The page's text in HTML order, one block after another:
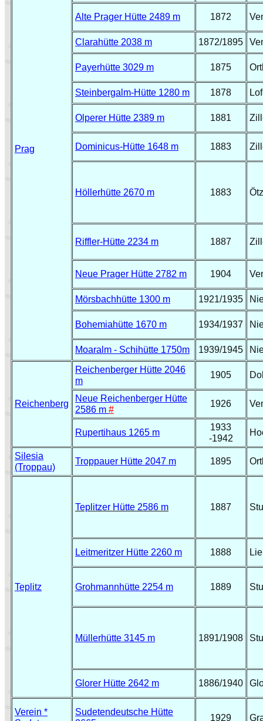
Prag
Alte Prager Hütte 2489 m 1872
Clarahütte 2038 m 1872/1895
Payerhütte 3029 m 1875
Steinbergalm-Hütte 1280 m 1878
Olperer Hütte 2389 m 1881
Dominicus-Hütte 1648 m 1883
Höllerhütte 2670 m 1883
Riffler-H ütte 2234 m 1887
Neue Prager Hütte 2782 m 1904
Mörsbachhütte 1300 m 1921/1935
Bohemiahütte 1670 m 1934/1937
Moaralm - Schihütte 1750m 1939/1945
Reichenberg
Reichenberger Hütte 2046
m
1905
Neue Reichenberger Hütte
2586 m #
1926
Rupertihaus 1265 m
1933
-1942
Silesia
(Troppau)
Troppauer Hütte 2047 m 1895
Teplitz
Teplitzer Hütte 2586 m 1887
Leitmeritzer Hütte 2260 m 1888
Grohmannhütte 2254 m 1889
Müllerhütte 3145 m 1891/1908
Glorer Hütte 2642 m 1886/1940
Verein *
Sudetendeutsche Hütte
1929